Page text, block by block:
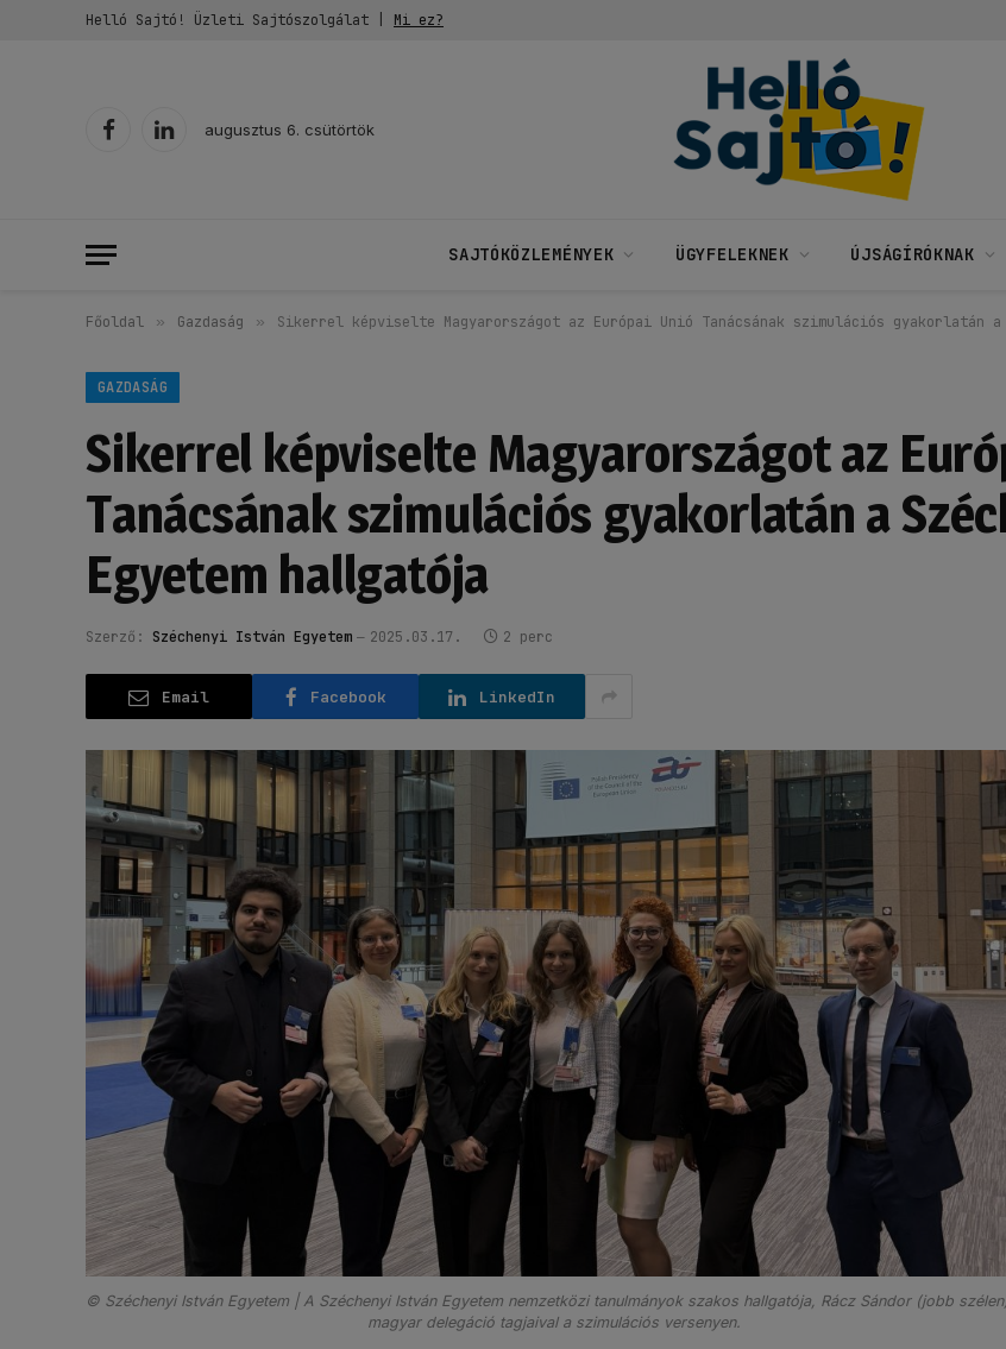
Helló Sajtó! Üzleti Sajtószolgálat | Mi ez?
FacebookLinkedIn
augusztus 6. csütörtök
SAJTÓKÖZLEMÉNYEK ÜGYFELEKNEK ÚJSÁGÍRÓKNAK
Főoldal » Gazdaság » Sikerrel képviselte Magyarországot az Európai Unió Tanácsának szimulációs gyakorlatán
GAZDASÁG
Sikerrel képviselte Magyarországot az
Tanácsának szimulációs gyakorlatán a
Egyetem hallgatója
Szerző: Széchenyi István Egyetem 2025.03.17. 2 perc
Email Facebook LinkedIn
© Széchenyi István Egyetem | A Széchenyi István Egyetem nemzetközi tanulmányok szakos hallgatója, Rácz Sándor (jobb
magyar delegáció tagjaival a szimulációs versenyen.